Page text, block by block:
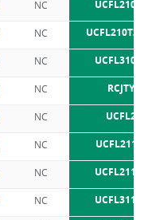
NC UCFL210
NC UCFL210T20
NC UCFL310
NC RCJTY55
NC UCFL211
NC UCFL211
NC UCFL211
NC UCFL311